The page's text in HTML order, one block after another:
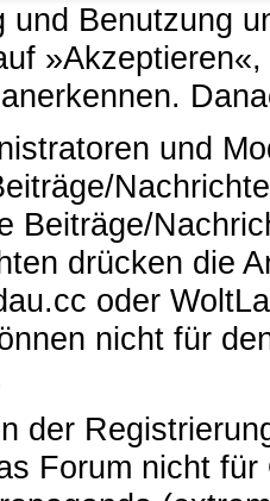
und Benutzung
und
Beiträge/
drücken die
oder
nicht für
der
Forum nicht